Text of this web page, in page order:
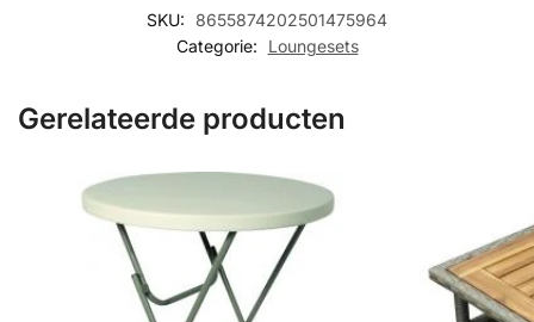
SKU:
8655874202501475964
Categorie:
Loungesets
Gerelateerde producten